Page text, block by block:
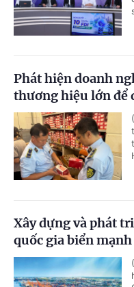
Phát hiện doanh
thương hiệu lớn để
Xây dựng và phát
quốc gia biển mạnh